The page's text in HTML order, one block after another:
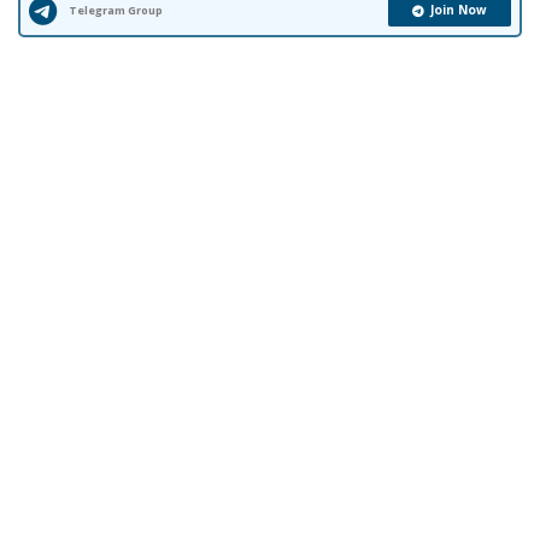
Telegram Group Join Now